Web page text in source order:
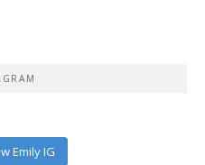
Emily IG